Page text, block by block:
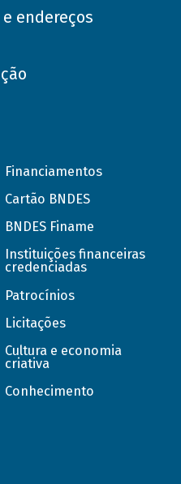
endereços
Financiamentos
Cartão BNDES
BNDES Finame
Instituições financeiras
credenciadas
Patrocínios
Licitações
Cultura e economia
criativa
Conhecimento